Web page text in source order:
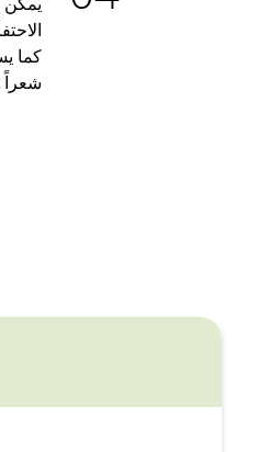
كما
شعراً